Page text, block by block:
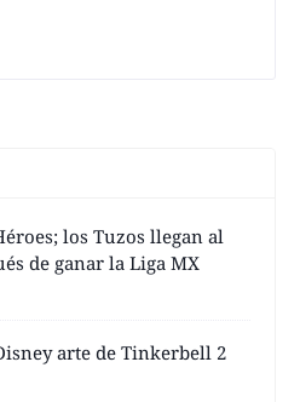
los Tuzos llegan al
de ganar la Liga MX
arte de Tinkerbell 2